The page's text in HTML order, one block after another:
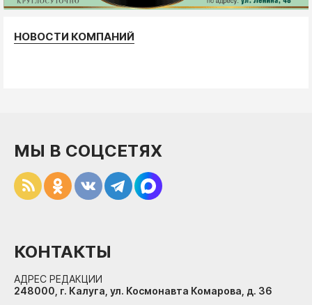
НОВОСТИ КОМПАНИЙ
МЫ В СОЦСЕТЯХ
КОНТАКТЫ
АДРЕС РЕДАКЦИИ
248000, г. Калуга, ул. Космонавта Комарова, д. 36